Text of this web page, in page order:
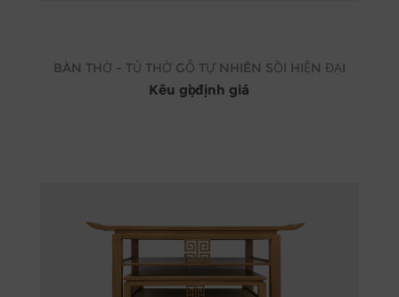
BÀN THỜ - TỦ THỜ GỖ TỰ NHIÊN SỒI HIỆN ĐẠI
Kêu gọi định giá